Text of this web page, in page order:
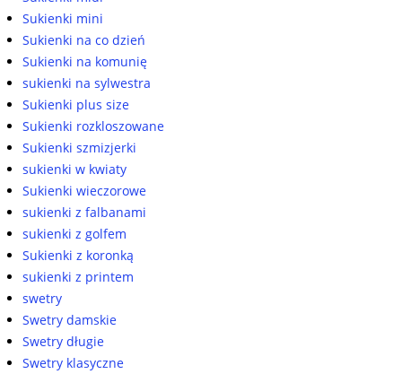
Sukienki mini
Sukienki na co dzień
Sukienki na komunię
sukienki na sylwestra
Sukienki plus size
Sukienki rozkloszowane
Sukienki szmizjerki
sukienki w kwiaty
Sukienki wieczorowe
sukienki z falbanami
sukienki z golfem
Sukienki z koronką
sukienki z printem
swetry
Swetry damskie
Swetry długie
Swetry klasyczne